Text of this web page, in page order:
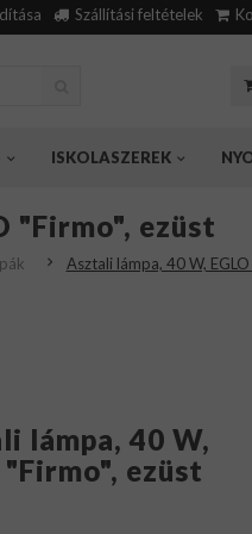
Szállítási feltételek
ISKOLASZEREK
"Firmo", ezüst
Asztali lámpa, 40 W,
lámpa, 40 W,
"Firmo", ezüst